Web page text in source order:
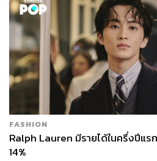
FASHION
Ralph Lauren มีรายได้ในครึ่งปีแ
14%